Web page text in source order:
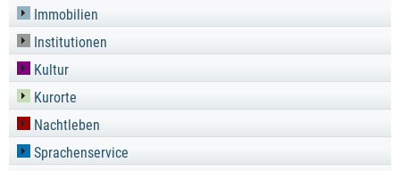
Immobilien
Institutionen
Kultur
Kurorte
Nachtleben
Sprachenservice